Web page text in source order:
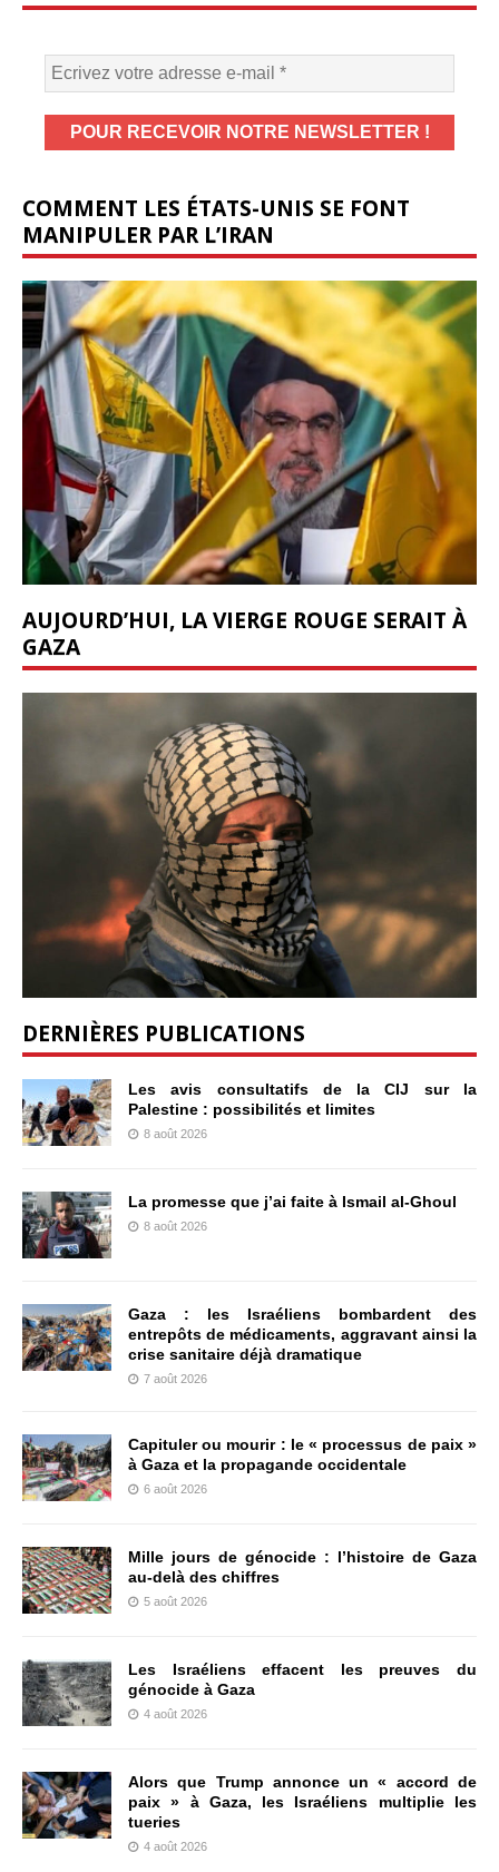
COMMENT LES ÉTATS-UNIS SE FONT
MANIPULER PAR L’IRAN
AUJOURD’HUI, LA VIERGE ROUGE SERAIT À
GAZA
DERNIÈRES PUBLICATIONS
Les avis consultatifs de la CIJ sur la
Palestine : possibilités et limites
8 août 2026
La promesse que j’ai faite à Ismail al-Ghoul
8 août 2026
Gaza : les Israéliens bombardent des
entrepôts de médicaments, aggravant ainsi la
crise sanitaire déjà dramatique
7 août 2026
Capituler ou mourir : le « processus de paix »
à Gaza et la propagande occidentale
6 août 2026
Mille jours de génocide : l’histoire de Gaza
au-delà des chiffres
5 août 2026
Les Israéliens effacent les preuves du
génocide à Gaza
4 août 2026
Alors que Trump annonce un « accord de
paix » à Gaza, les Israéliens multiplie les
tueries
4 août 2026